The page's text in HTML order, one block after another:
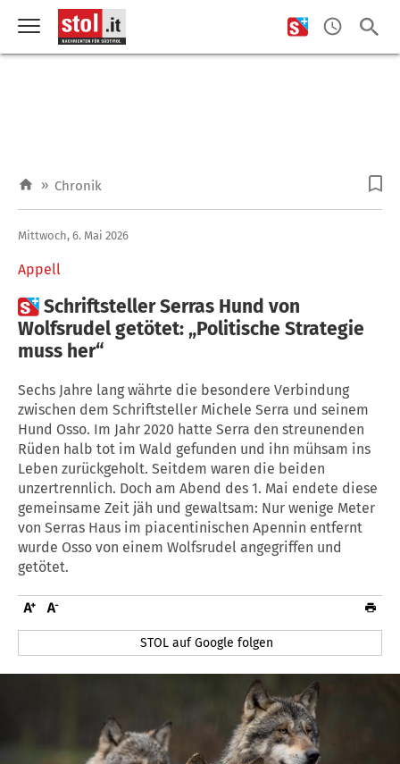
» Chronik
Appell
Mittwoch, 6. Mai 2026
Schriftsteller Serras Hund von
Wolfsrudel getötet: „Politische Strategie
muss her“
Sechs Jahre lang währte die besondere Verbindung
zwischen dem Schriftsteller Michele Serra und seinem
Hund Osso. Im Jahr 2020 hatte Serra den streunenden
Rüden halb tot im Wald gefunden und ihn mühsam ins
Leben zurückgeholt. Seitdem waren die beiden
unzertrennlich. Doch am Abend des 1. Mai endete diese
gemeinsame Zeit jäh und gewaltsam: Nur wenige Meter
von Serras Haus im piacentinischen Apennin entfernt
wurde Osso von einem Wolfsrudel angegriffen und
getötet.
STOL auf Google folgen